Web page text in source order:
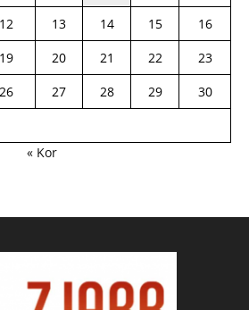
12 13 14 15
16
19 20 21 22
23
26 27 28 29
30
« Kor